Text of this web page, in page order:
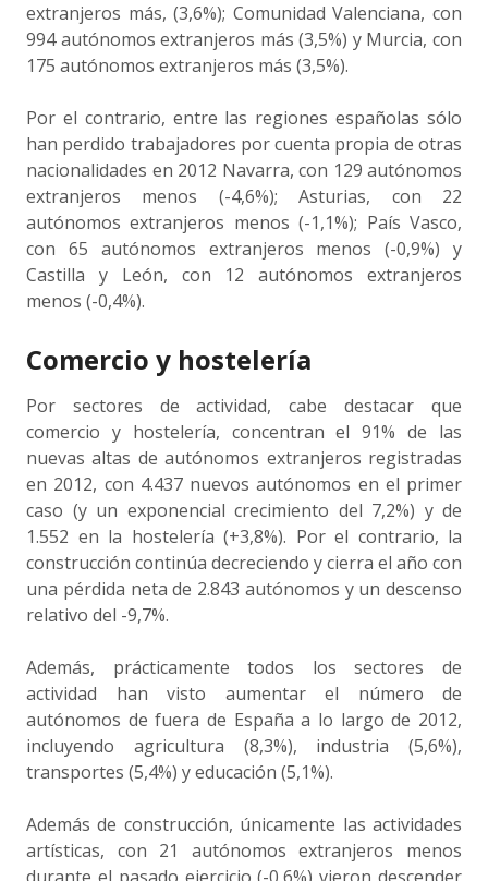
extranjeros más, (3,6%); Comunidad Valenciana, con
994 autónomos extranjeros más (3,5%) y Murcia, con
175 autónomos extranjeros más (3,5%).
Por el contrario, entre las regiones españolas sólo
han perdido trabajadores por cuenta propia de otras
nacionalidades en 2012 Navarra, con 129 autónomos
extranjeros menos (-4,6%); Asturias, con 22
autónomos extranjeros menos (-1,1%); País Vasco,
con 65 autónomos extranjeros menos (-0,9%) y
Castilla y León, con 12 autónomos extranjeros
menos (-0,4%).
Comercio y hostelería
Por sectores de actividad, cabe destacar que
comercio y hostelería, concentran el 91% de las
nuevas altas de autónomos extranjeros registradas
en 2012, con 4.437 nuevos autónomos en el primer
caso (y un exponencial crecimiento del 7,2%) y de
1.552 en la hostelería (+3,8%). Por el contrario, la
construcción continúa decreciendo y cierra el año con
una pérdida neta de 2.843 autónomos y un descenso
relativo del -9,7%.
Además, prácticamente todos los sectores de
actividad han visto aumentar el número de
autónomos de fuera de España a lo largo de 2012,
incluyendo agricultura (8,3%), industria (5,6%),
transportes (5,4%) y educación (5,1%).
Además de construcción, únicamente las actividades
artísticas, con 21 autónomos extranjeros menos